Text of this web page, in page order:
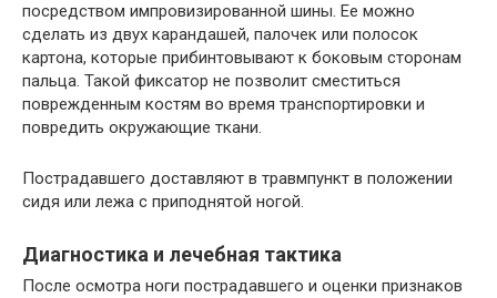
посредством импровизированной шины. Ее можно
сделать из двух карандашей, палочек или полосок
картона, которые прибинтовывают к боковым сторонам
пальца. Такой фиксатор не позволит сместиться
поврежденным костям во время транспортировки и
повредить окружающие ткани.
Пострадавшего доставляют в травмпункт в положении
сидя или лежа с приподнятой ногой.
Диагностика и лечебная тактика
После осмотра ноги пострадавшего и оценки признаков